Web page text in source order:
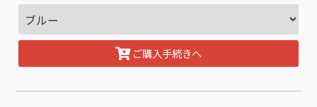
ご購入手続きへ